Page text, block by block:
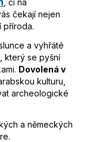
, či na
čekají nejen
příroda.
a vyhřáté
, který se pyšní
Dovolená v
kulturu,
archeologické
a německých